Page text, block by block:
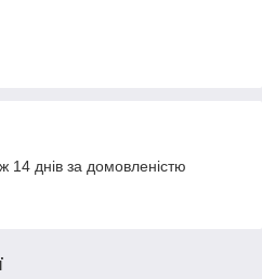
14 днів за домовленістю